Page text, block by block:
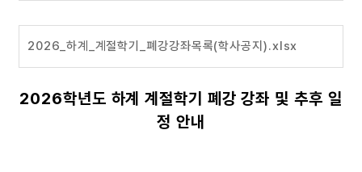
2026_하계_계절학기_폐강강좌목록(학사공지).xlsx
2026학년도 하계 계절학기 폐강 강좌 및 추후 일
정 안내